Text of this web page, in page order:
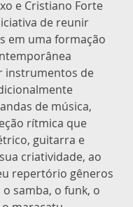
e Cristiano Forte
de reunir
em uma formação
instrumentos de
de música,
rítmica que
guitarra e
criatividade, ao
repertório gêneros
samba, o funk, o